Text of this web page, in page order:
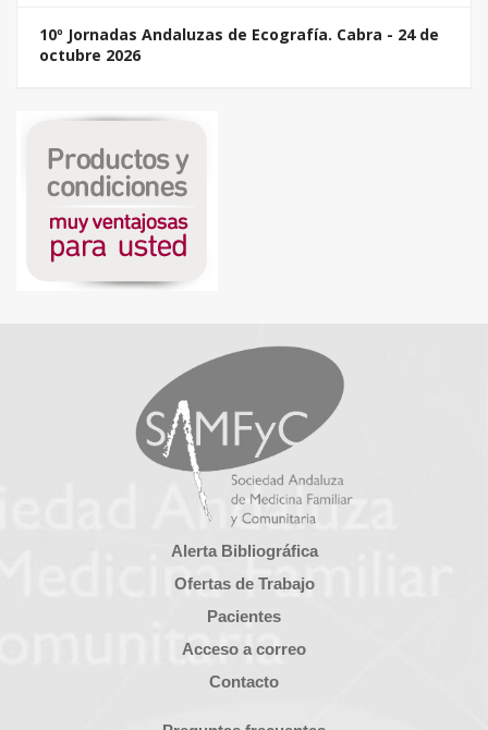
10º Jornadas Andaluzas de Ecografía. Cabra - 24 de
octubre 2026
Alerta Bibliográfica
Ofertas de Trabajo
Pacientes
Acceso a correo
Contacto